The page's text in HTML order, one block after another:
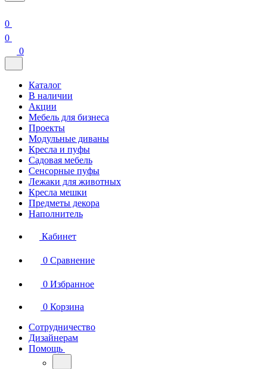
0
0
0
Каталог
В наличии
Акции
Мебель для бизнеса
Проекты
Модульные диваны
Кресла и пуфы
Садовая мебель
Сенсорные пуфы
Лежаки для животных
Кресла мешки
Предметы декора
Наполнитель
Кабинет
0 Сравнение
0 Избранное
0 Корзина
Сотрудничество
Дизайнерам
Помощь